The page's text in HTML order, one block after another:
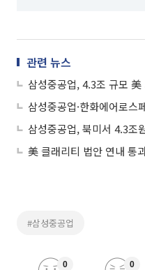
관련 뉴스
삼성중공업, 4.3조 규모
삼성중공업·한화에어로스
삼성중공업, 북미서 4.3조
#삼성중공업
0 0